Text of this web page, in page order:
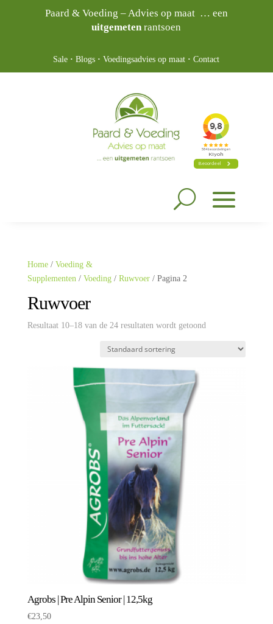
Paard & Voeding – Advies op maat … een
uitgemetenrantsoen
Sale ·Blogs ·Voedingsadvies op maat ·Contact
Home/ Voeding &
Supplementen/ Voeding/ Ruwvoer/ Pagina 2
Ruwvoer
Resultaat 10–18 van de 24 resultaten wordt getoond
Agrobs | Pre Alpin Senior | 12,5kg
€23,50